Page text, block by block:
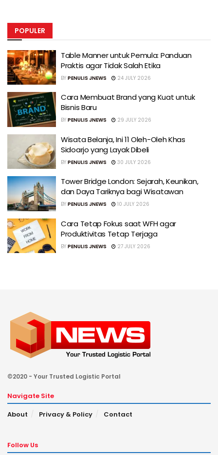
POPULER
Table Manner untuk Pemula: Panduan
Praktis agar Tidak Salah Etika
BY PENULIS JNEWS 24 JULY 2026
Cara Membuat Brand yang Kuat untuk
Bisnis Baru
BY PENULIS JNEWS 29 JULY 2026
Wisata Belanja, Ini 11 Oleh-Oleh Khas
Sidoarjo yang Layak Dibeli
BY PENULIS JNEWS 30 JULY 2026
Tower Bridge London: Sejarah, Keunikan,
dan Daya Tariknya bagi Wisatawan
BY PENULIS JNEWS 10 JULY 2026
Cara Tetap Fokus saat WFH agar
Produktivitas Tetap Terjaga
BY PENULIS JNEWS 27 JULY 2026
©2020 - Your Trusted Logistic Portal
Navigate Site
About
Privacy & Policy Contact
Follow Us